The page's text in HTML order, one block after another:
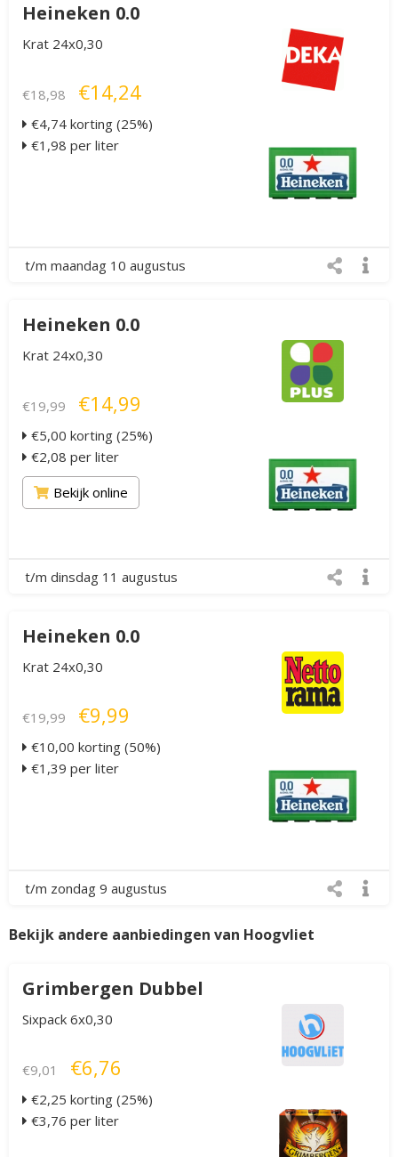
Heineken 0.0
Krat 24x0,30
€18,98 €14,24
€4,74 korting (25%)
€1,98 per liter
t/m maandag 10 augustus
Heineken 0.0
Krat 24x0,30
€19,99 €14,99
€5,00 korting (25%)
€2,08 per liter
Bekijk online
t/m dinsdag 11 augustus
Heineken 0.0
Krat 24x0,30
€19,99 €9,99
€10,00 korting (50%)
€1,39 per liter
t/m zondag 9 augustus
Bekijk andere aanbiedingen van Hoogvliet
Grimbergen Dubbel
Sixpack 6x0,30
€9,01 €6,76
€2,25 korting (25%)
€3,76 per liter